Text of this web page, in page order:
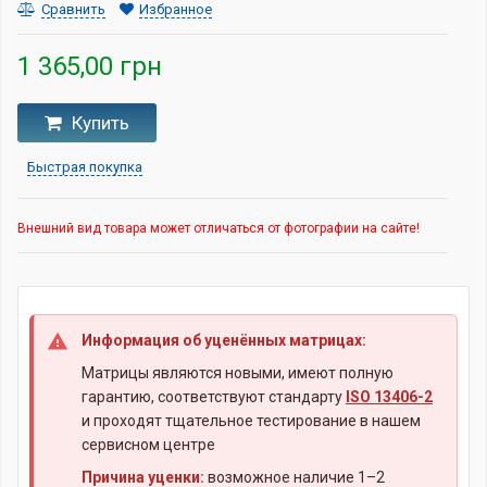
Сравнить
Избранное
1 365,00 грн
Купить
Быстрая покупка
Внешний вид товара может отличаться от фотографии на сайте!
Информация об уценённых матрицах:
Матрицы являются новыми, имеют полную
гарантию, соответствуют стандарту ISO 13406-2
и проходят тщательное тестирование в нашем
сервисном центре
Причина уценки: возможное наличие 1–2